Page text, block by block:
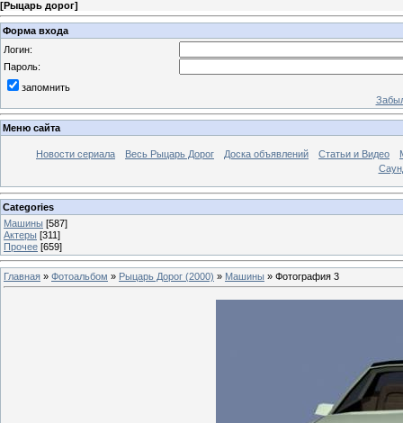
[Рыцарь дорог]
Форма входа
Логин:
Пароль:
запомнить
Меню сайта
Новости сериала Весь Рыцарь Дорог Доска объявлений Статьи и Видео
Categories
Машины [587]
Актеры [311]
Прочее [659]
Главная » Фотоальбом » Рыцарь Дорог (2000) » Машины » Фотография 3